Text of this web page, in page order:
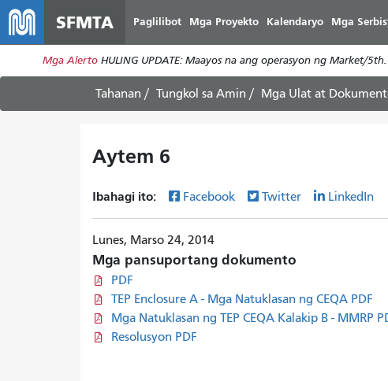
SFMTA Paglilibot Mga Proyekto Kalendaryo Mga
Mga Alerto HULING UPDATE: Maayos na ang operasyon ng Market/
Tahanan Tungkol sa Amin Mga Ulat at
Aytem 6
Ibahagi ito: Facebook Twitter LinkedIn
Lunes, Marso 24, 2014
Mga pansuportang dokumento
PDF
TEP Enclosure A - Mga Natuklasan ng CEQA PDF
Mga Natuklasan ng TEP CEQA Kalakip B - MMRP
Resolusyon PDF